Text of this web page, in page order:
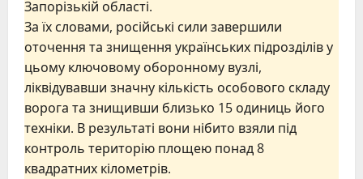
Запорізькій області.
За їх словами, російські сили завершили
оточення та знищення українських підрозділів у
цьому ключовому оборонному вузлі,
ліквідувавши значну кількість особового складу
ворога та знищивши близько 15 одиниць його
техніки. В результаті вони нібито взяли під
контроль територію площею понад 8
квадратних кілометрів.